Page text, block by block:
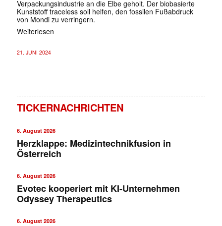
Verpackungsindustrie an die Elbe geholt. Der biobasierte
Kunststoff traceless soll helfen, den fossilen Fußabdruck
von Mondi zu verringern.
Weiterlesen
21. JUNI 2024
TICKERNACHRICHTEN
6. August 2026
Herzklappe: Medizintechnikfusion in
Österreich
6. August 2026
Evotec kooperiert mit KI-Unternehmen
Odyssey Therapeutics
6. August 2026